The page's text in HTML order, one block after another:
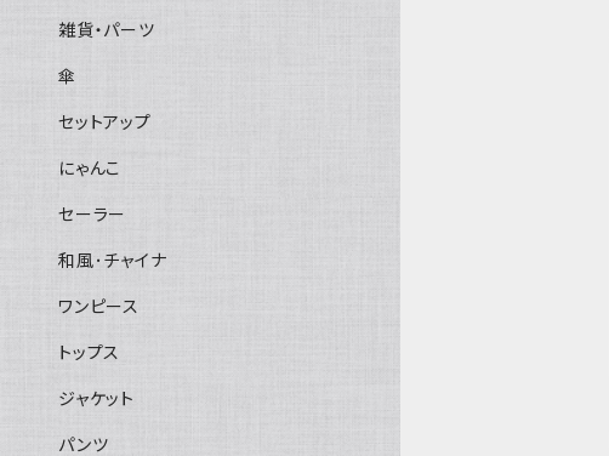
雑貨・パーツ
傘
セットアップ
にゃんこ
セーラー
和風･チャイナ
ワンピース
トップス
ジャケット
パンツ